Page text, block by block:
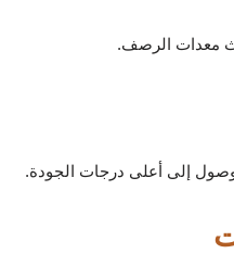
معدات الرصف.
إلى أعلى درجات الجودة.